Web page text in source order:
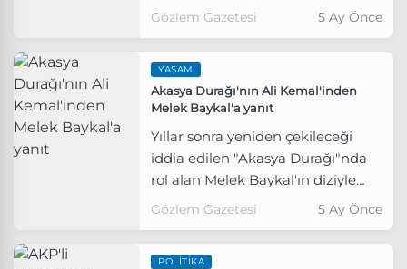
gemisinin halen insan sağlığını
Gözlem Gazetesi 5 Ay Önce
YAŞAM
Akasya Durağı'nın Ali Kemal'inden
Melek Baykal'a yanıt
Yıllar sonra yeniden çekileceği
iddia edilen "Akasya Durağı"nda
rol alan Melek Baykal'ın diziyle
ilgili itirafına projenin Ali Kemal'i
Gözlem Gazetesi 5 Ay Önce
POLITIKA